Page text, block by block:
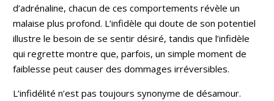
d’adrénaline, chacun de ces comportements révèle un
malaise plus profond. L’infidèle qui doute de son potentiel
illustre le besoin de se sentir désiré, tandis que l’infidèle
qui regrette montre que, parfois, un simple moment de
faiblesse peut causer des dommages irréversibles.
L’infidélité n’est pas toujours synonyme de désamour.